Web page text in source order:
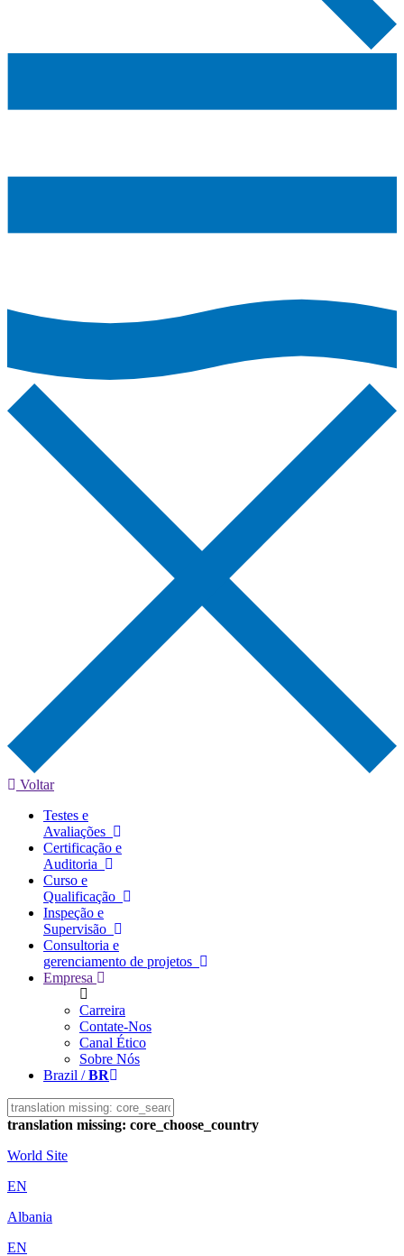
Voltar
Testes e
Avaliações
Certificação e
Auditoria
Curso e
Qualificação
Inspeção e
Supervisão
Consultoria e
gerenciamento de projetos
Empresa
Carreira
Contate-Nos
Canal Ético
Sobre Nós
Brazil /BR
translation missing: core_choose_country
World Site
EN
Albania
EN